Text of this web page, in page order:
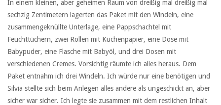
In einem kleinen, aber geheimen Raum von dreißig mal dreißig mal
sechzig Zentimetern lagerten das Paket mit den Windeln, eine
zusammengeknüllte Unterlage, eine Pappschachtel mit
Feuchttüchern, zwei Rollen mit Küchenpapier, eine Dose mit
Babypuder, eine Flasche mit Babyöl, und drei Dosen mit
verschiedenen Cremes. Vorsichtig räumte ich alles heraus. Dem
Paket entnahm ich drei Windeln. Ich würde nur eine benötigen und
Silvia stellte sich beim Anlegen alles andere als ungeschickt an, aber
sicher war sicher. Ich legte sie zusammen mit dem restlichen Inhalt